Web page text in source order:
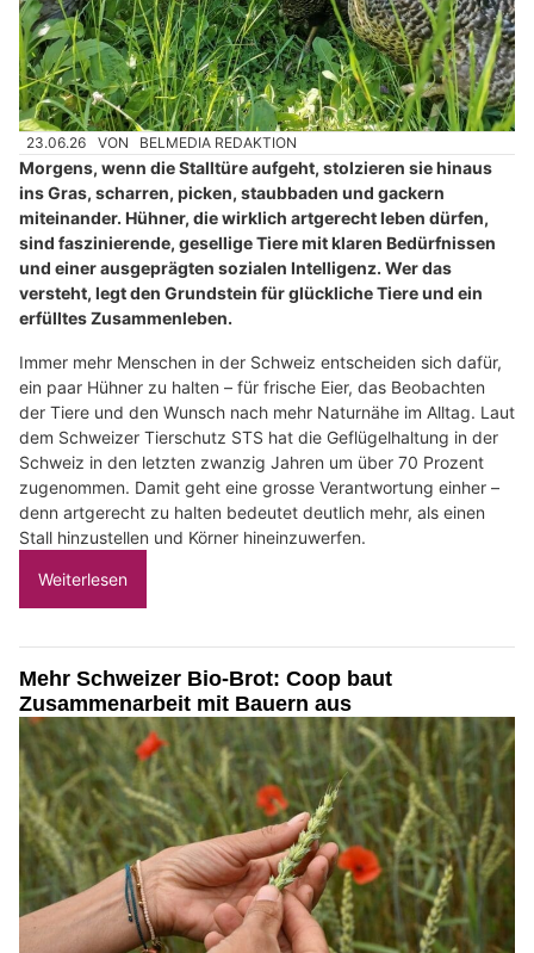
23.06.26 VON BELMEDIA REDAKTION
Morgens, wenn die Stalltüre aufgeht, stolzieren sie hinaus
ins Gras, scharren, picken, staubbaden und gackern
miteinander. Hühner, die wirklich artgerecht leben dürfen,
sind faszinierende, gesellige Tiere mit klaren Bedürfnissen
und einer ausgeprägten sozialen Intelligenz. Wer das
versteht, legt den Grundstein für glückliche Tiere und ein
erfülltes Zusammenleben.
Immer mehr Menschen in der Schweiz entscheiden sich dafür,
ein paar Hühner zu halten – für frische Eier, das Beobachten
der Tiere und den Wunsch nach mehr Naturnähe im Alltag. Laut
dem Schweizer Tierschutz STS hat die Geflügelhaltung in der
Schweiz in den letzten zwanzig Jahren um über 70 Prozent
zugenommen. Damit geht eine grosse Verantwortung einher –
denn artgerecht zu halten bedeutet deutlich mehr, als einen
Stall hinzustellen und Körner hineinzuwerfen.
Weiterlesen
Mehr Schweizer Bio-Brot: Coop baut
Zusammenarbeit mit Bauern aus